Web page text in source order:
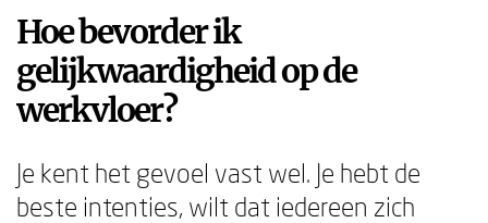
Hoe bevorder ik
gelijkwaardigheid op de
werkvloer?
Je kent het gevoel vast wel. Je hebt de
beste intenties, wilt dat iedereen zich